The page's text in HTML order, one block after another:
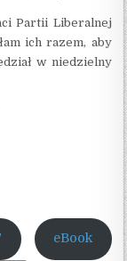
Partii Liberalnej
ich razem, aby
w niedzielny
eBook